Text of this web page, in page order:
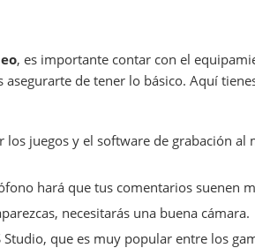
, es importante contar con el
de tener lo básico. Aquí
los juegos y el software de grabación al
hará que tus comentarios suenen
necesitarás una buena cámara.
que es muy popular entre los